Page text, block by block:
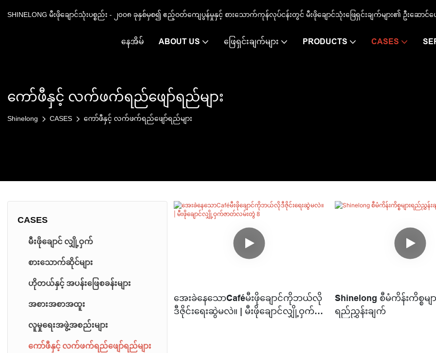
SHINELONG မီးဖိုချောင်သုံးပစ္စည်း - ၂၀၀၈ ခုနှစ်မှစ၍ ဧည့်ဝတ်ကျေပွန်မှုနှင့် စားသောက်ကုန်လုပ်ငန်းတွင် မီးဖိုချောင်သုံးဖြေရှင်းချက်များ၏ ဦးဆောင်
နေအိမ် ABOUT US ဖြေရှင်းချက်များ PRODUCTS CASES
ကော်ဖီနှင့် လက်ဖက်ရည်ဖျော်ရည်များ
Shinelong CASES ကော်ဖီနှင့် လက်ဖက်ရည်ဖျော်ရည်များ
CASES
မီးဖိုချောင် လျှို့ဝှက်
စားသောက်ဆိုင်များ
ဟိုတယ်နှင့် အပန်းဖြေစခန်းများ
အစားအစာအထူး
လူမှုရေးအဖွဲ့အစည်းများ
ကော်ဖီနှင့် လက်ဖက်ရည်ဖျော်ရည်များ
အေးခဲနေသောCaféမီးဖိုချောင်ကိုဘယ်လို
ဒီဇိုင်းရေးဆွဲမလဲ။ | မီးဖိုချောင်လျှို့ဝှက်
Shinelong စီမံကိန်းကိစ္စမျာ
ရည်ညွှန်းချက်